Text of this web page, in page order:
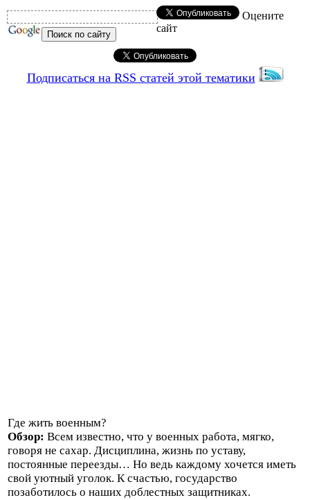
Оцените
сайт
Подписаться на RSS статей этой тематики
Где жить военным?
Обзор: Всем известно, что у военных работа, мягко,
говоря не сахар. Дисциплина, жизнь по уставу,
постоянные переезды… Но ведь каждому хочется иметь
свой уютный уголок. К счастью, государство
позаботилось о наших доблестных защитниках.